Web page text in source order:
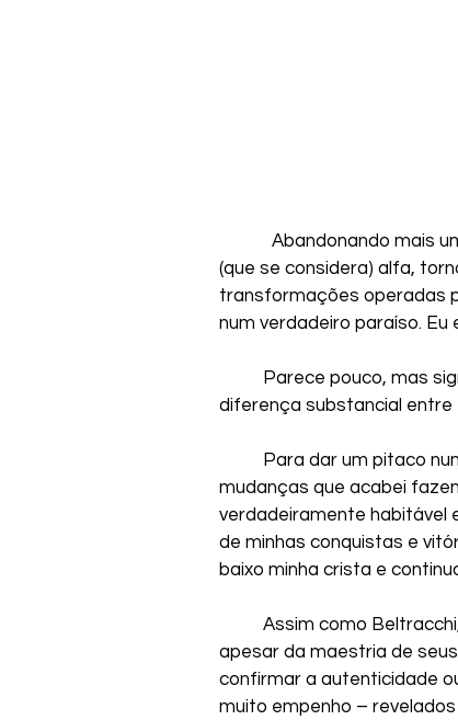
Abandonando mais
(que se considera) alfa,
transformações operadas
num verdadeiro paraíso. Eu
Parece pouco, mas
diferença substancial entre
mudanças que acabei
verdadeiramente habitável
de minhas conquistas e
baixo minha crista e
apesar da maestria de
confirmar a autenticidade
muito empenho –